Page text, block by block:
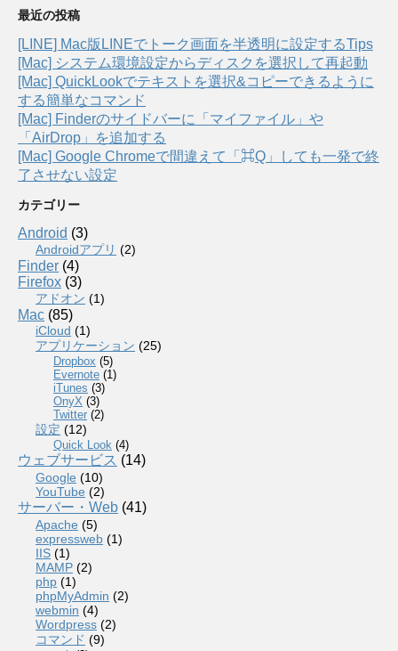
最近の投稿
[LINE] Mac版LINEでトーク画面を半透明に設定するTips
[Mac] システム環境設定からディスクを選択して再起動
[Mac] QuickLookでテキストを選択&コピーできるように
する簡単なコマンド
[Mac] Finderのサイドバーに「マイファイル」や
「AirDrop」を追加する
[Mac] Google Chromeで間違えて「⌘Q」しても一発で終
了させない設定
カテゴリー
Android (3)
Androidアプリ (2)
Finder (4)
Firefox (3)
アドオン (1)
Mac (85)
iCloud (1)
アプリケーション (25)
Dropbox (5)
Evernote (1)
iTunes (3)
OnyX (3)
Twitter (2)
設定 (12)
Quick Look (4)
ウェブサービス (14)
Google (10)
YouTube (2)
サーバー・Web (41)
Apache (5)
expressweb (1)
IIS (1)
MAMP (2)
php (1)
phpMyAdmin (2)
webmin (4)
Wordpress (2)
コマンド (9)